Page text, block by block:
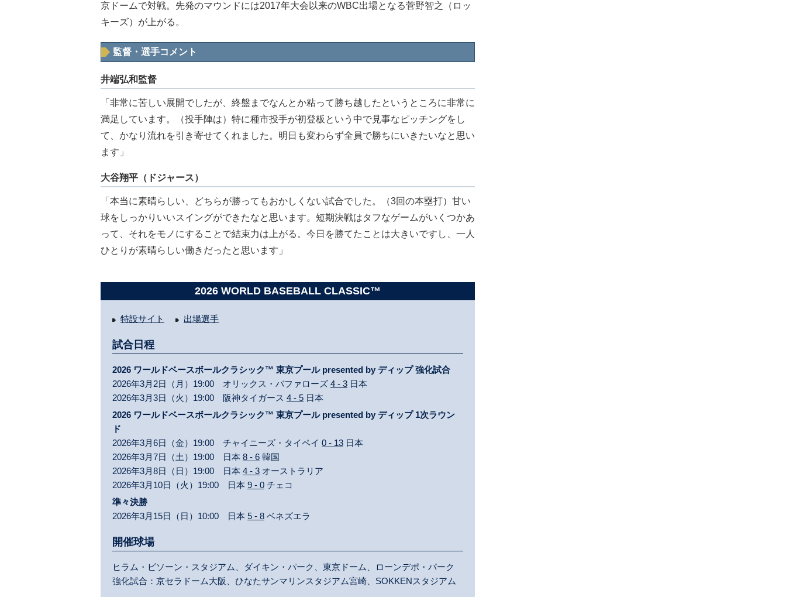
京ドームで対戦。先発のマウンドには2017年大会以来のWBC出場となる菅野智之（ロッ
キーズ）が上がる。
監督・選手コメント
井端弘和監督
「非常に苦しい展開でしたが、終盤までなんとか粘って勝ち越したというところに非常に
満足しています。（投手陣は）特に種市投手が初登板という中で見事なピッチングをし
て、かなり流れを引き寄せてくれました。明日も変わらず全員で勝ちにいきたいなと思い
ます」
大谷翔平（ドジャース）
「本当に素晴らしい、どちらが勝ってもおかしくない試合でした。（3回の本塁打）甘い
球をしっかりいいスイングができたなと思います。短期決戦はタフなゲームがいくつかあ
って、それをモノにすることで結束力は上がる。今日を勝てたことは大きいですし、一人
ひとりが素晴らしい働きだったと思います」
2026 WORLD BASEBALL CLASSIC™
特設サイト 出場選手
試合日程
2026 ワールドベースボールクラシック™ 東京プール presented by ディップ 強化試合
2026年3月2日（月）19:00 オリックス・バファローズ 4 - 3 日本
2026年3月3日（火）19:00 阪神タイガース 4 - 5 日本
2026 ワールドベースボールクラシック™ 東京プール presented by ディップ 1次ラウン
ド
2026年3月6日（金）19:00 チャイニーズ・タイペイ 0 - 13 日本
2026年3月7日（土）19:00 日本 8 - 6 韓国
2026年3月8日（日）19:00 日本 4 - 3 オーストラリア
2026年3月10日（火）19:00 日本 9 - 0 チェコ
準々決勝
2026年3月15日（日）10:00 日本 5 - 8 ベネズエラ
開催球場
ヒラム・ビソーン・スタジアム、ダイキン・パーク、東京ドーム、ローンデポ・パーク
強化試合：京セラドーム大阪、ひなたサンマリンスタジアム宮崎、SOKKENスタジアム